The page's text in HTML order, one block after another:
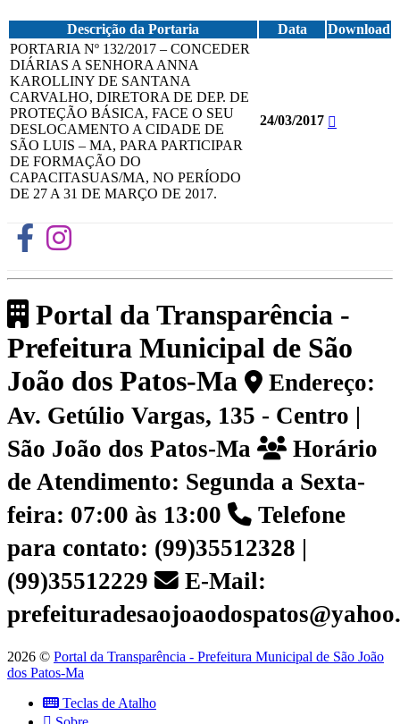
Descrição da Portaria Data
Download
PORTARIA Nº 132/2017 – CONCEDER
DIÁRIAS A SENHORA ANNA
KAROLLINY DE SANTANA
CARVALHO, DIRETORA DE DEP. DE
PROTEÇÃO BÁSICA, FACE O SEU
DESLOCAMENTO A CIDADE DE
SÃO LUIS – MA, PARA PARTICIPAR
DE FORMAÇÃO DO
CAPACITASUAS/MA, NO PERÍODO
DE 27 A 31 DE MARÇO DE 2017.
24/03/2017
Portal da Transparência -
Prefeitura Municipal de São
João dos Patos-Ma
Endereço:
Av. Getúlio Vargas, 135 - Centro |
São João dos Patos-Ma
Horário
de Atendimento: Segunda a Sexta-
feira: 07:00 às 13:00
Telefone
para contato: (99)35512328 |
(99)35512229
E-Mail:
2026 © Portal da Transparência - Prefeitura Municipal de São João
dos Patos-Ma
Teclas de Atalho